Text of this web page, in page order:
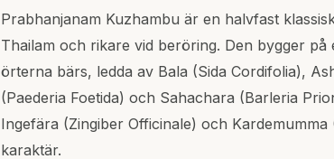
Prabhanjanam Kuzhambu är en halvfast
Thailam och rikare vid beröring. Den bygger
örterna bärs, ledda av Bala (Sida Cordifolia),
(Paederia Foetida) och Sahachara (Barleria
Ingefära (Zingiber Officinale) och
karaktär.